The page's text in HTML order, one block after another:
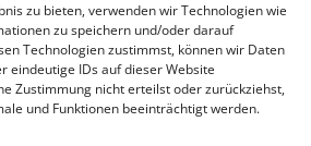
zu bieten, verwenden wir Technologien wie
zu speichern und/oder darauf
Technologien zustimmst, können wir Daten
eindeutige IDs auf dieser Website
Zustimmung nicht erteilst oder zurückziehst,
und Funktionen beeinträchtigt werden.
Mehr
Hintergrund.de, 2015 - 2026